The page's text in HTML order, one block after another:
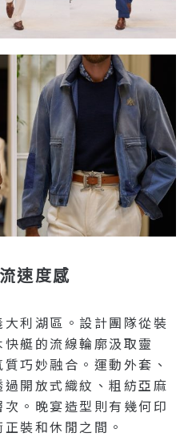
速度感
利湖區。設計團隊從裝
艇的流線輪廓汲取靈
巧妙融合。運動外套、
開放式織紋、粗紡亞麻
。晚宴造型則有幾何印
裝和休閒之間。